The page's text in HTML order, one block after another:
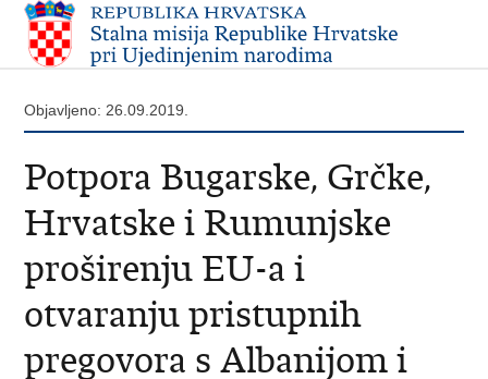
Objavljeno: 26.09.2019.
Potpora Bugarske, Grčke,
Hrvatske i Rumunjske
proširenju EU-a i
otvaranju pristupnih
pregovora s Albanijom i